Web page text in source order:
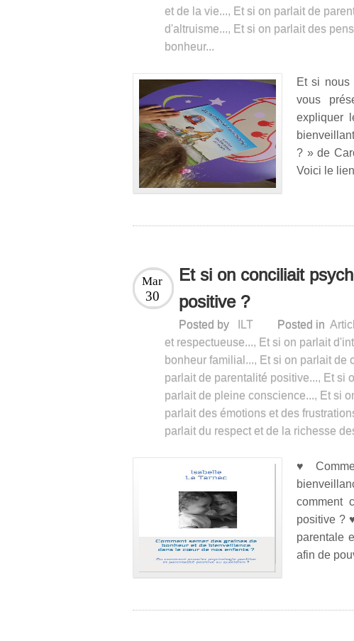
et de la vie..., Et si on parlait de
d'altruisme..., Et si on parlait des
bonheur...
Et si nous
vous
expliquer
? » de
Voici le
Et si on conciliait
positive ?
Mar
30
Posted by ILT Posted in
et respectueuse..., Et si on parlait
bonheur familial..., Et si on parlait de
parlait de parentalité positive..., Et si
parlait de pleine conscience..., Et si
parlait des émotions et des
parlait du respect et de la richesse
♥
comment
positive ?
parentale
afin de